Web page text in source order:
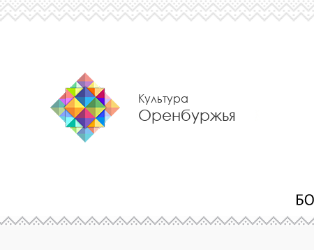
Культура
Оренбуржья